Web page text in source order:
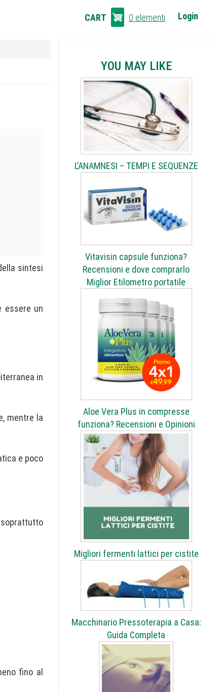
CART
Login
CART 0 elementi
sintesi
essere un
in
mentre la
e poco
soprattutto
fino al
YOU MAY LIKE
L’ANAMNESI – TEMPI E SEQUENZE
Vitavisin capsule funziona?
Recensioni e dove comprarlo
Miglior Etilometro portatile
Aloe Vera Plus in compresse
funziona? Recensioni e Opinioni
Migliori fermenti lattici per cistite
Macchinario Pressoterapia a Casa:
Guida Completa